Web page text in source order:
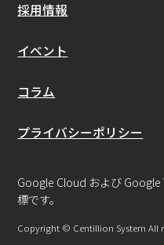
採用情報
イベント
コラム
プライバシーポリシー
Google Cloud および
標です。
Copyright © Centillion System All